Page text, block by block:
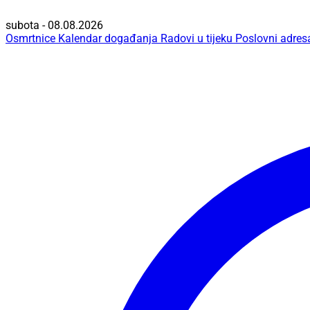
subota - 08.08.2026
Osmrtnice Kalendar događanja Radovi u tijeku Poslovni